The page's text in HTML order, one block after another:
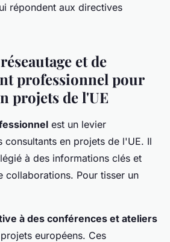
répondent aux directives
et de
professionnel pour
projets de l'UE
est un levier
consultants en projets de l'UE. Il
à des informations clés et
collaborations. Pour tisser un
à des conférences et ateliers
européens. Ces